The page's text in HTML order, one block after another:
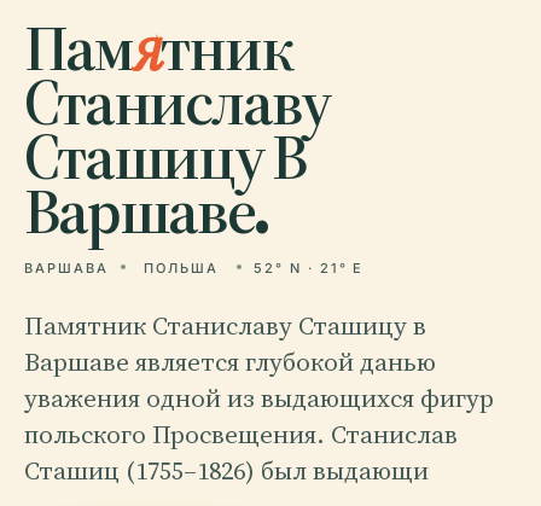
Памятник
Станиславу
Сташицу В
Варшаве.
ВАРШАВА ПОЛЬША 52° N · 21° E
Памятник Станиславу Сташицу в
Варшаве является глубокой данью
уважения одной из выдающихся фигур
польского Просвещения. Станислав
Сташиц (1755–1826) был выдающи